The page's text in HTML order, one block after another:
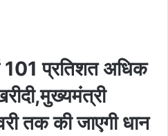
101 प्रतिशत अधिक
तक की जाएगी धान